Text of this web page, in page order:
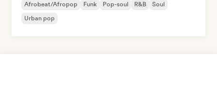
Afrobeat/Afropop Funk Pop-soul R&B
Soul
Urban pop